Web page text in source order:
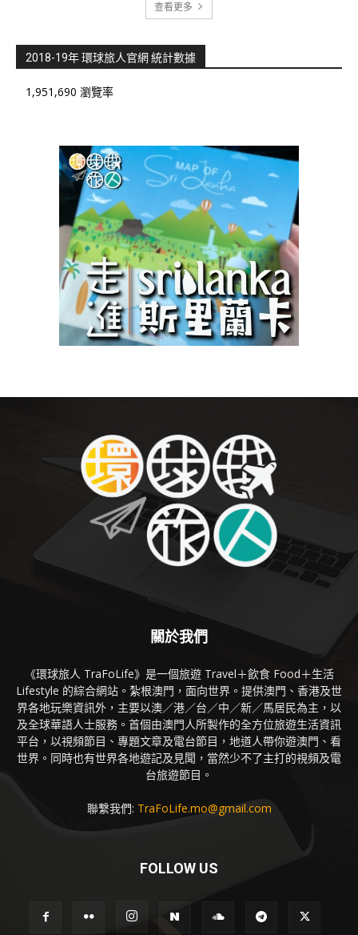
查看更多
2018-19年 環球旅人官網 統計數據
1,951,690 瀏覽率
關於我們
《環球旅人 TraFoLife》是一個旅遊 Travel＋飲食 Food＋生活
Lifestyle 的綜合網站。紮根澳門，面向世界。提供澳門、香港及世
界各地玩樂資訊外，主要以澳／港／台／中／新／馬居民為主，以
及全球華語人士服務。首個由澳門人所製作的全方位旅遊生活資訊
平台，以視頻節目、專題文章及電台節目，地道人帶你遊澳門、看
世界。同時也有世界各地遊記及見聞，當然少不了主打的視頻及電
台旅遊節目。
聯繫我們: TraFoLife.mo@gmail.com
FOLLOW US